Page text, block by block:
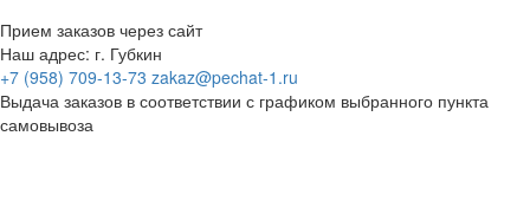
Прием заказов через сайт
Наш адрес: г. Губкин
+7 (958) 709-13-73 zakaz@pechat-1.ru
Выдача заказов в соответствии с графиком выбранного пункта
самовывоза